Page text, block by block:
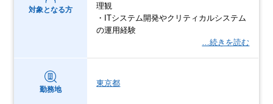
対象となる方
理観
・ITシステム開発やクリティカルシステム
の運用経験
…続きを読む
勤務地
東京都